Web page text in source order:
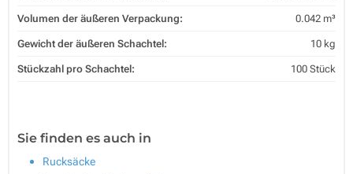
Volumen der äußeren Verpackung: 0.042 m³
Gewicht der äußeren Schachtel: 10 kg
Stückzahl pro Schachtel: 100 Stück
Sie finden es auch in
Rucksäcke